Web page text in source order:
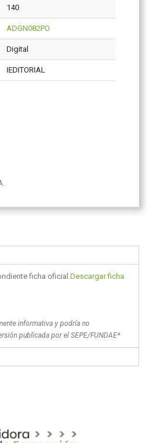
140
ADGN082PO
Digital
IEDITORIAL
ficha oficial.Descargar ficha
informativa y podría no
publicada por el SEPE/FUNDAE*